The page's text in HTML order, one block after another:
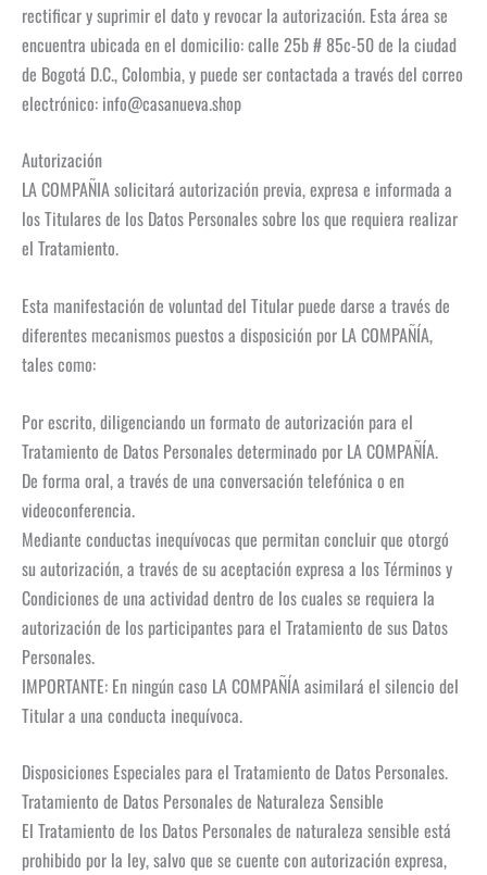
rectificar y suprimir el dato y revocar la autorización. Esta área se
encuentra ubicada en el domicilio: calle 25b # 85c-50 de la ciudad
de Bogotá D.C., Colombia, y puede ser contactada a través del correo
electrónico: info@casanueva.shop
Autorización
LA COMPAÑIA solicitará autorización previa, expresa e informada a
los Titulares de los Datos Personales sobre los que requiera realizar
el Tratamiento.
Esta manifestación de voluntad del Titular puede darse a través de
diferentes mecanismos puestos a disposición por LA COMPAÑÍA,
tales como:
Por escrito, diligenciando un formato de autorización para el
Tratamiento de Datos Personales determinado por LA COMPAÑÍA.
De forma oral, a través de una conversación telefónica o en
videoconferencia.
Mediante conductas inequívocas que permitan concluir que otorgó
su autorización, a través de su aceptación expresa a los Términos y
Condiciones de una actividad dentro de los cuales se requiera la
autorización de los participantes para el Tratamiento de sus Datos
Personales.
IMPORTANTE: En ningún caso LA COMPAÑÍA asimilará el silencio del
Titular a una conducta inequívoca.
Disposiciones Especiales para el Tratamiento de Datos Personales.
Tratamiento de Datos Personales de Naturaleza Sensible
El Tratamiento de los Datos Personales de naturaleza sensible está
prohibido por la ley, salvo que se cuente con autorización expresa,